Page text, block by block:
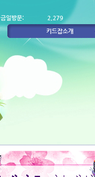
금일방문:
2,279
키드잡소개